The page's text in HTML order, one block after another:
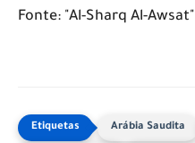
​Fonte: "Al-Sharq Al-Awsat"
Arábia Saudita